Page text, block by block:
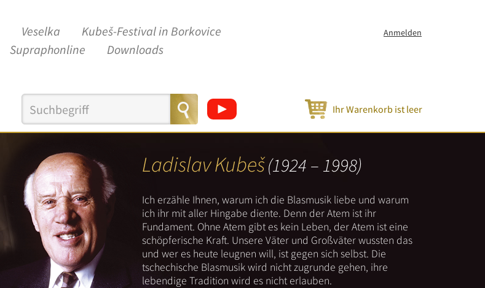
Veselka
Kubeš-Festival in Borkovice
Supraphonline Downloads
Anmelden
Ihr Warenkorb ist leer
Ladislav Kubeš(1924 – 1998)
Ich erzähle Ihnen, warum ich die Blasmusik liebe und warum
ich ihr mit aller Hingabe diente. Denn der Atem ist ihr
Fundament. Ohne Atem gibt es kein Leben, der Atem ist eine
schöpferische Kraft. Unsere Väter und Großväter wussten das
und wer es heute leugnen will, ist gegen sich selbst. Die
tschechische Blasmusik wird nicht zugrunde gehen, ihre
lebendige Tradition wird es nicht erlauben.